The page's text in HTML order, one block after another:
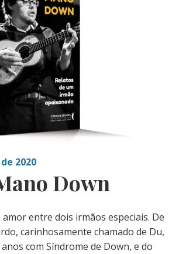
2020
Down
entre dois irmãos especiais. De
carinhosamente chamado de Du,
com Síndrome de Down, e do